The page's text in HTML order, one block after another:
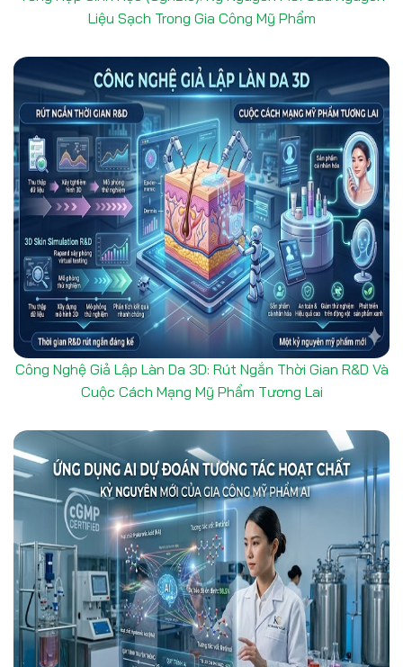
Liệu Sạch Trong Gia Công Mỹ Phẩm
Công Nghệ Giả Lập Làn Da 3D: Rút Ngắn Thời Gian R&D Và
Cuộc Cách Mạng Mỹ Phẩm Tương Lai